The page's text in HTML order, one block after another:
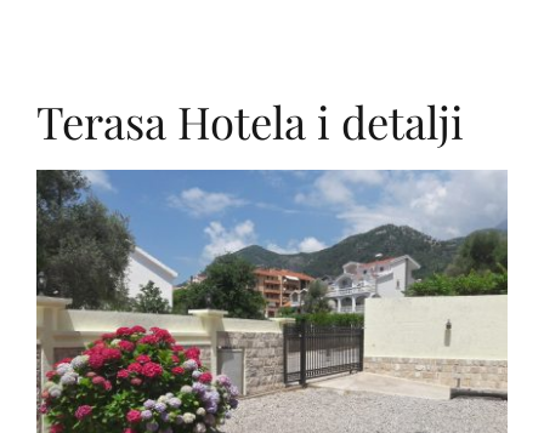
Terasa Hotela i detalji